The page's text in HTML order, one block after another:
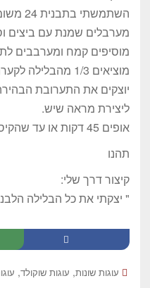
השתמשתי בתבנית 24 משומנת היטב
מערבלים שמנת עם ביצים וסוכר במיקסר
מוסיפים קמח ומערבבים
מוציאים 1/3 מהבלילה לקערה אחרת ומערבבים עם נוטלה לקבלת תערובת בצבע חום אחיד.
יוצקים את התערובת
ליצירת מראה שיש.
אופים 45 דקות או עד שהקיסם הננעץ בעוגה יוצא יבש עם פירורים לחים.
תהנו
קיצור דרך שלי:
" יצקתי את כל הבלילה
עוגות שונות, עוגות שוקולד,